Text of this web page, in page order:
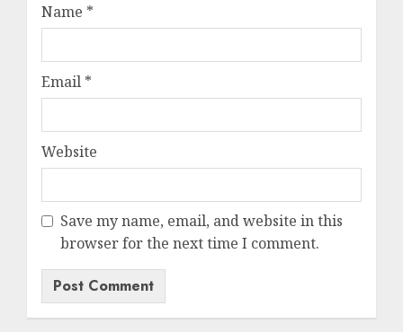
Name *
Email *
Website
Save my name, email, and website in this
browser for the next time I comment.